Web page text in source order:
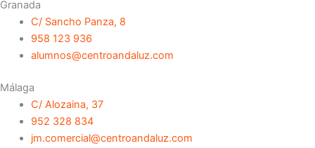
Granada
C/ Sancho Panza, 8
958 123 936
alumnos@centroandaluz.com
Málaga
C/ Alozaina, 37
952 328 834
jm.comercial@centroandaluz.com